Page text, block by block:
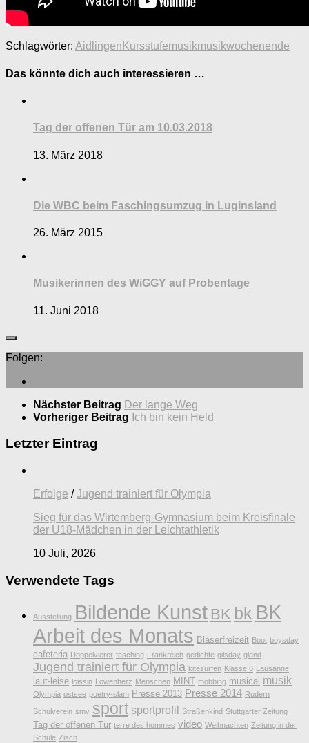
Schlagwörter: Aidlingen Kursstufemusikmusikwochenende
Das könnte dich auch interessieren …
Tag der offenen Tür am 10.03.2018
13. März 2018
Die WBC beim Faschingsumzug in Luginsland
26. März 2015
Musikerinnen des WiGGY auf Probentage
11. Juni 2018
Folgen:
Nächster Beitrag Der lange Weg
Vorheriger Beitrag Ich bin kein Held
Letzter Eintrag
Erfolge /Jugend trainiert für Olympia
Sieg für das Wirtemberg-Gymnasium beim Kreisfinale
der U18-Mädchen in der Leichtathletik
10 Juli, 2026
Verwendete Tags
Ausstellung Bildende Kunst BK bk BK
Arbeit des Monats Bläserfreizeit Boot boysday
cafeteria Doppelvierer fasching Frankreich gedichte gilsday gland
Jugend trainiert für Olympia kitesurfen Klasse 6 Lausanne
laut-leise loissin Löwenherz Menschen MINT mobbing musical musik
Olympia ostsee poetry-slam Presse 2013 Presse 2014 Rudern
Schulverein smv sport sportprofil Straßenkind Stuttgarter Zeitung
Tag der offenen Tür terre des hommes video Weihnachten Zeitung in der
Schule Zisch